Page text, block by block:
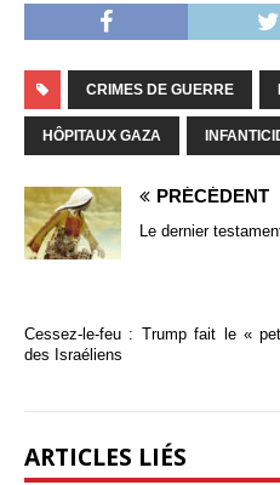
CRIMES DE GUERRE
HÔPITAUX GAZA
PRÉCÉDENT
Le dernier
Cessez-le-feu : Trump fait le «
des Israéliens
ARTICLES LIÉS